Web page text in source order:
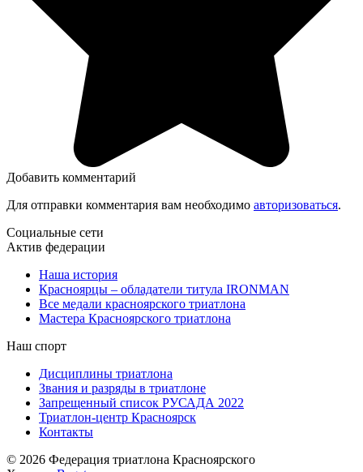
Добавить комментарий
Для отправки комментария вам необходимо авторизоваться.
Социальные сети
Актив федерации
Наша история
Красноярцы – обладатели титула IRONMAN
Все медали красноярского триатлона
Мастера Красноярского триатлона
Наш спорт
Дисциплины триатлона
Звания и разряды в триатлоне
Запрещенный список РУСАДА 2022
Триатлон-центр Красноярск
Контакты
© 2026 Федерация триатлона Красноярского